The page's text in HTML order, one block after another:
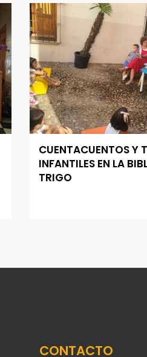
CUENTACUENTOS Y
INFANTILES EN LA
TRIGO
CONTACTO